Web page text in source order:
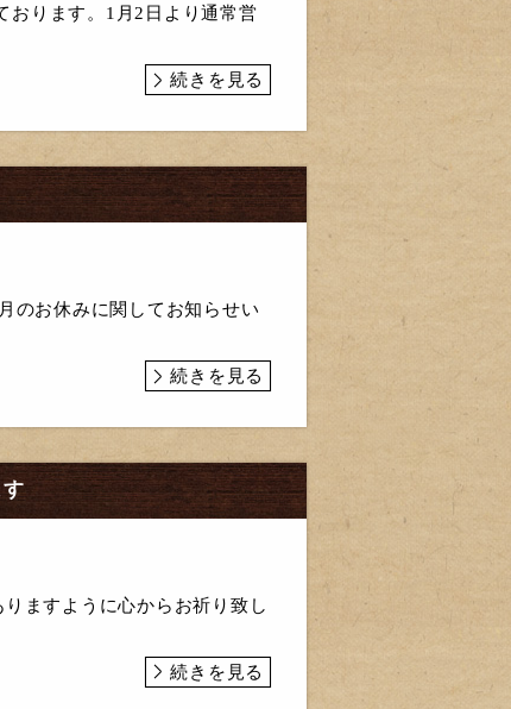
おります。1月2日より通常営
続きを見る
のお休みに関してお知らせい
続きを見る
す
ますように心からお祈り致し
続きを見る